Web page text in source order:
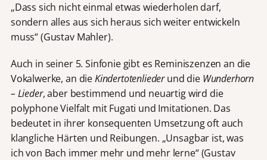
„Dass sich nicht einmal etwas wiederholen darf,
sondern alles aus sich heraus sich weiter entwickeln
muss“ (Gustav Mahler).
Auch in seiner 5. Sinfonie gibt es Reminiszenzen an die
Vokalwerke, an dieKindertotenliederund die Wunderhorn
– Lieder, aber bestimmend und neuartig wird die
polyphone Vielfalt mit Fugati und Imitationen. Das
bedeutet in ihrer konsequenten Umsetzung oft auch
klangliche Härten und Reibungen. „Unsagbar ist, was
ich von Bach immer mehr und mehr lerne“ (Gustav